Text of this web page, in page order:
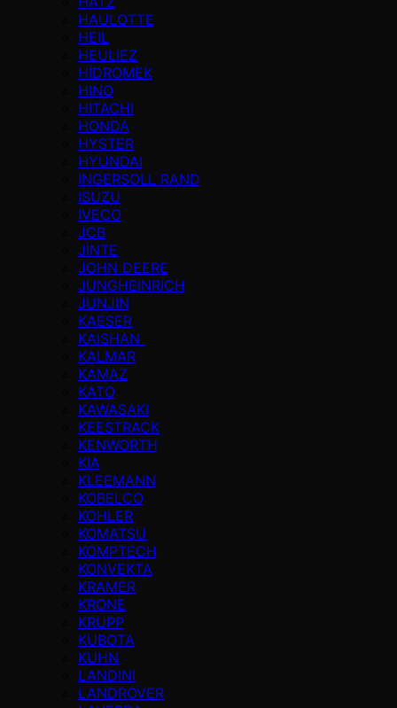
HAULOTTE
HEIL
HEULIEZ
HİDROMEK
HINO
HITACHI
HONDA
HYSTER
HYUNDAI
INGERSOLL RAND
ISUZU
IVECO
JCB
JİNTE
JOHN DEERE
JUNGHEINRICH
JUNJIN
KAESER
KAISHAN
KALMAR
KAMAZ
KATO
KAWASAKI
KEESTRACK
KENWORTH
KIA
KLEEMANN
KOBELCO
KOHLER
KOMATSU
KOMPTECH
KONVEKTA
KRAMER
KRONE
KRUPP
KUBOTA
KUHN
LANDINI
LANDROVER